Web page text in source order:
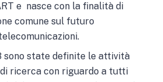
e nasce con la finalità di
comune sul futuro
sono state definite le attività
ricerca con riguardo a tutti